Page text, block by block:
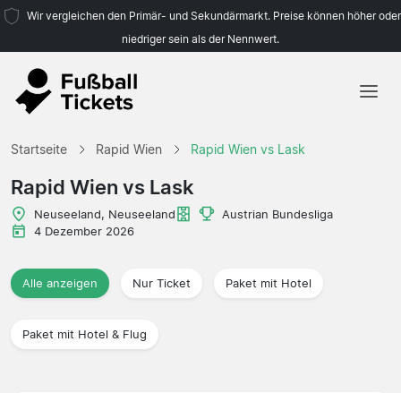
Wir vergleichen den Primär- und Sekundärmarkt. Preise können höher oder
niedriger sein als der Nennwert.
Startseite Rapid Wien Rapid Wien vs Lask
Rapid Wien vs Lask
Neuseeland, Neuseeland
Austrian Bundesliga
4 Dezember 2026
Alle anzeigen Nur Ticket Paket mit Hotel
Paket mit Hotel & Flug